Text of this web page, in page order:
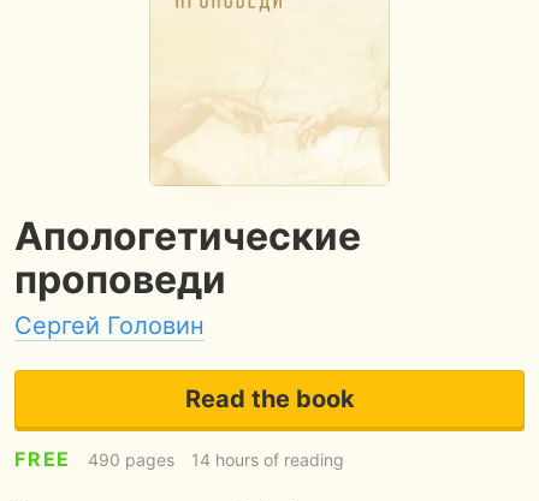
Апологетические
проповеди
Сергей Головин
Read the book
FREE 490 pages 14 hours of reading